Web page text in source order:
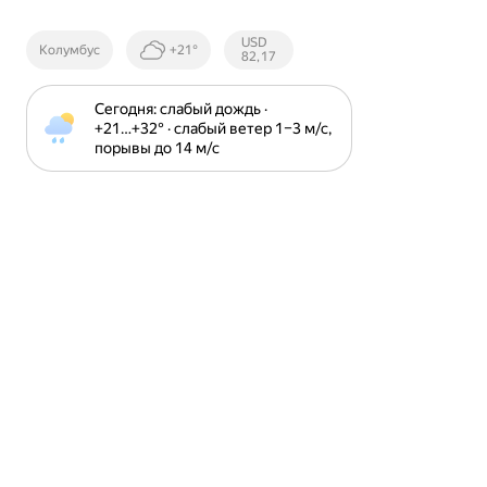
Колумбус +21°
Курсы ЦБ
РФ
USD
82,17
Сегодня: слабый дождь ·
+21⁠…⁠+32⁠° · слабый ветер 1⁠–⁠3 м⁠/⁠с,
порывы до 14 м⁠/⁠с